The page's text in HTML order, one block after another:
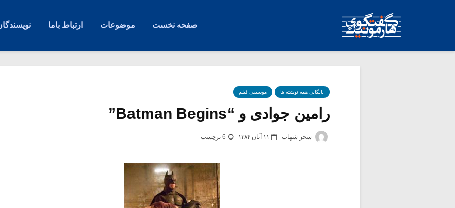
صفحه نخست موضوعات ارتباط باما
بایگانی همه نوشته ها موسیقی فیلم
رامین جوادی و “Batman Begins”
سحر شهاب ۱۱ آبان ۱۳۸۴ 6 برچسب -